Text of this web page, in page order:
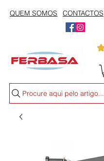
QUEM SOMOS CONTACTOS
Procure aqui pelo artigo...